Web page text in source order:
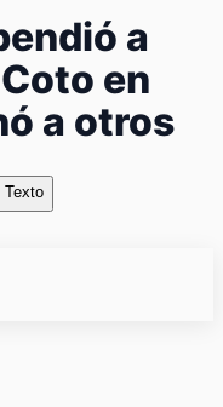
a
en
a otros
Texto